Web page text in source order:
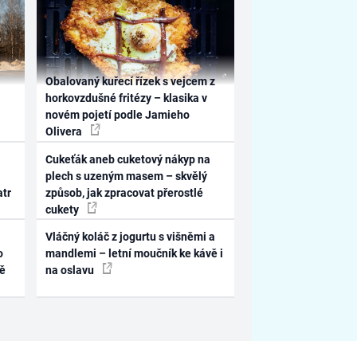
Obalovaný kuřecí řízek s vejcem z
horkovzdušné fritézy – klasika v
novém pojetí podle Jamieho
Olivera
Cukeťák aneb cuketový nákyp na
plech s uzeným masem – skvělý
způsob, jak zpracovat přerostlé
cukety
Vláčný koláč z jogurtu s višněmi a
mandlemi – letní moučník ke kávě i
na oslavu